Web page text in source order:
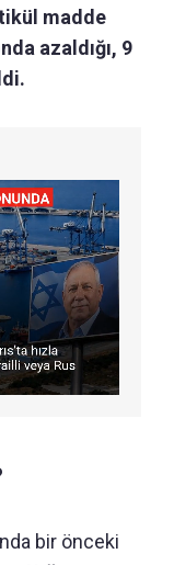
madde
azaldığı, 9
bir önceki